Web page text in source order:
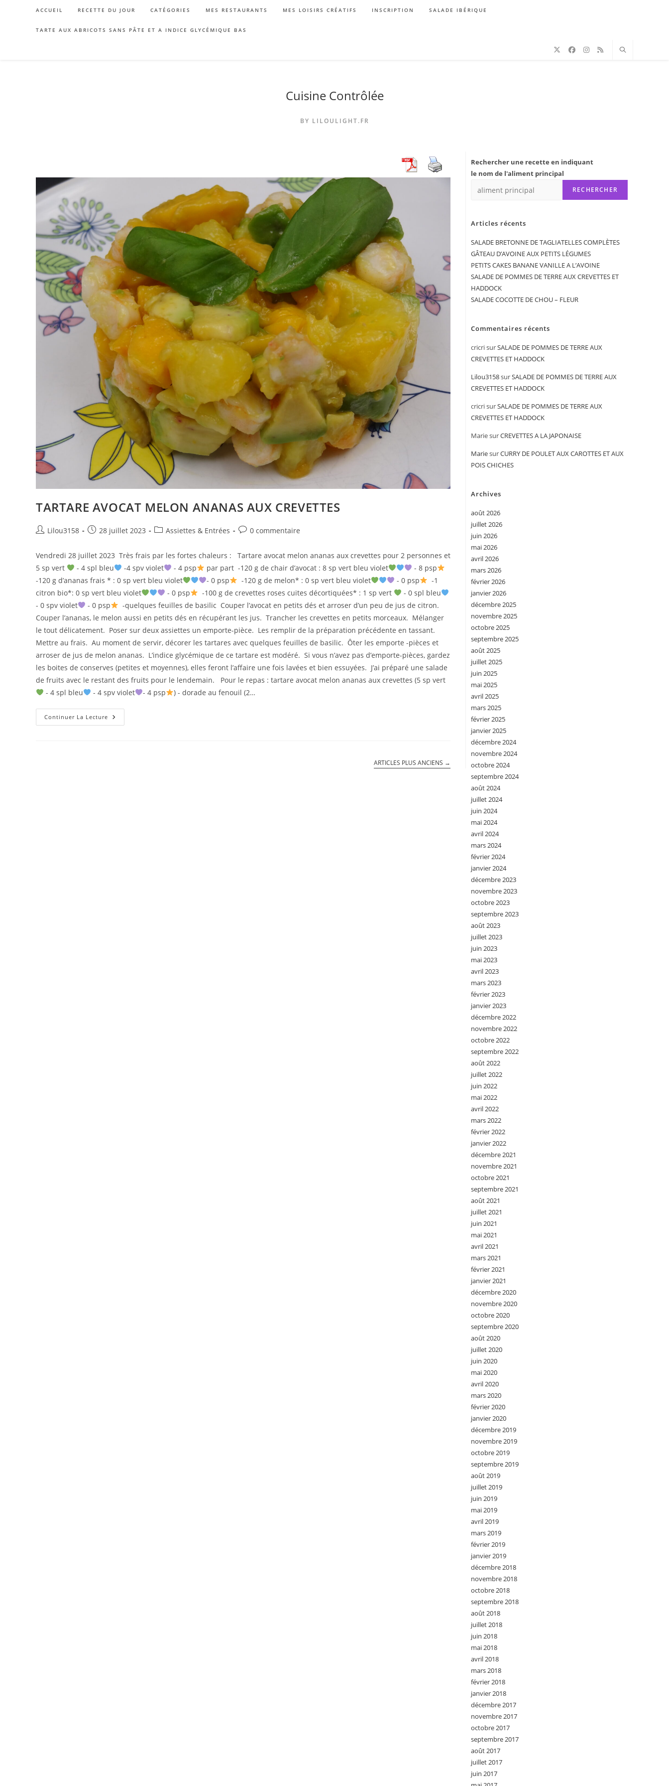
ACCUEIL RECETTE DU JOUR CATÉGORIES MES RESTAURANTS MES LOISIRS CRÉATIFS INSCRIPTION SALADE IBÉRIQUE
TARTE AUX ABRICOTS SANS PÂTE ET A INDICE GLYCÉMIQUE BAS
Cuisine Contrôlée
BY LILOULIGHT.FR
TARTARE AVOCAT MELON ANANAS AUX CREVETTES
Auteur/autrice
publication :
Lilou3158
Publication
28 juillet 2023
PostAssiettes & Entrées
Commentaires
publication :
0 commentaire
Vendredi 28 juillet 2023 Très frais par les fortes chaleurs : Tartare avocat melon ananas aux crevettes pour 2 personnes et
5 sp vert
- 4 spl bleu -4 spv violet - 4 psp par part -120 g de chair d’avocat : 8 sp vert bleu violet
- 8 psp
-120 g d’ananas frais * : 0 sp vert bleu violet
- 0 psp -120 g de melon* : 0 sp vert bleu violet - 0 psp
-1
citron bio*: 0 sp vert bleu violet
- 0 psp -100 g de crevettes roses cuites décortiquées* : 1 sp vert
- 0 spl bleu
- 0 spv violet
- 0 psp
-quelques feuilles de basilic Couper l’avocat en petits dés et arroser d’un peu de jus de citron.
Couper l’ananas, le melon aussi en petits dés en récupérant les jus. Trancher les crevettes en petits morceaux. Mélanger
le tout délicatement. Poser sur deux assiettes un emporte-pièce. Les remplir de la préparation précédente en tassant.
Mettre au frais. Au moment de servir, décorer les tartares avec quelques feuilles de basilic. Ôter les emporte -pièces et
arroser de jus de melon ananas. L’indice glycémique de ce tartare est modéré. Si vous n’avez pas d’emporte-pièces, gardez
les boites de conserves (petites et moyennes), elles feront l’affaire une fois lavées et bien essuyées. J’ai préparé une salade
de fruits avec le restant des fruits pour le lendemain. Pour le repas : tartare avocat melon ananas aux crevettes (5 sp vert
- 4 spl bleu
- 4 spv violet - 4 psp ) - dorade au fenouil (2…
Continuer La Lecture TARTARE
AVOCAT
ARTICLES PLUS ANCIENS →
Rechercher une recette en indiquant
le nom de l'aliment principal
RECHERCHER
Articles récents
SALADE BRETONNE DE TAGLIATELLES COMPLÈTES
GÂTEAU D’AVOINE AUX PETITS LÉGUMES
PETITS CAKES BANANE VANILLE A L’AVOINE
SALADE DE POMMES DE TERRE AUX CREVETTES ET
HADDOCK
SALADE COCOTTE DE CHOU – FLEUR
Commentaires récents
cricrisurSALADE DE POMMES DE TERRE AUX
CREVETTES ET HADDOCK
Lilou3158surSALADE DE POMMES DE TERRE AUX
CREVETTES ET HADDOCK
cricrisurSALADE DE POMMES DE TERRE AUX
CREVETTES ET HADDOCK
MariesurCREVETTES A LA JAPONAISE
MariesurCURRY DE POULET AUX CAROTTES ET AUX
POIS CHICHES
Archives
août 2026
juillet 2026
juin 2026
mai 2026
avril 2026
mars 2026
février 2026
janvier 2026
décembre 2025
novembre 2025
octobre 2025
septembre 2025
août 2025
juillet 2025
juin 2025
mai 2025
avril 2025
mars 2025
février 2025
janvier 2025
décembre 2024
novembre 2024
octobre 2024
septembre 2024
août 2024
juillet 2024
juin 2024
mai 2024
avril 2024
mars 2024
février 2024
janvier 2024
décembre 2023
novembre 2023
octobre 2023
septembre 2023
août 2023
juillet 2023
juin 2023
mai 2023
avril 2023
mars 2023
février 2023
janvier 2023
décembre 2022
novembre 2022
octobre 2022
septembre 2022
août 2022
juillet 2022
juin 2022
mai 2022
avril 2022
mars 2022
février 2022
janvier 2022
décembre 2021
novembre 2021
octobre 2021
septembre 2021
août 2021
juillet 2021
juin 2021
mai 2021
avril 2021
mars 2021
février 2021
janvier 2021
décembre 2020
novembre 2020
octobre 2020
septembre 2020
août 2020
juillet 2020
juin 2020
mai 2020
avril 2020
mars 2020
février 2020
janvier 2020
décembre 2019
novembre 2019
octobre 2019
septembre 2019
août 2019
juillet 2019
juin 2019
mai 2019
avril 2019
mars 2019
février 2019
janvier 2019
décembre 2018
novembre 2018
octobre 2018
septembre 2018
août 2018
juillet 2018
juin 2018
mai 2018
avril 2018
mars 2018
février 2018
janvier 2018
décembre 2017
novembre 2017
octobre 2017
septembre 2017
août 2017
juillet 2017
juin 2017